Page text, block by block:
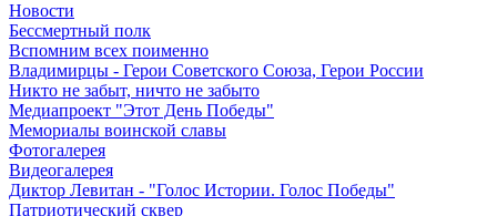
Новости
Бессмертный полк
Вспомним всех поименно
Владимирцы - Герои Советского Союза, Герои России
Никто не забыт, ничто не забыто
Медиапроект "Этот День Победы"
Мемориалы воинской славы
Фотогалерея
Видеогалерея
Диктор Левитан - "Голос Истории. Голос Победы"
Патриотический сквер